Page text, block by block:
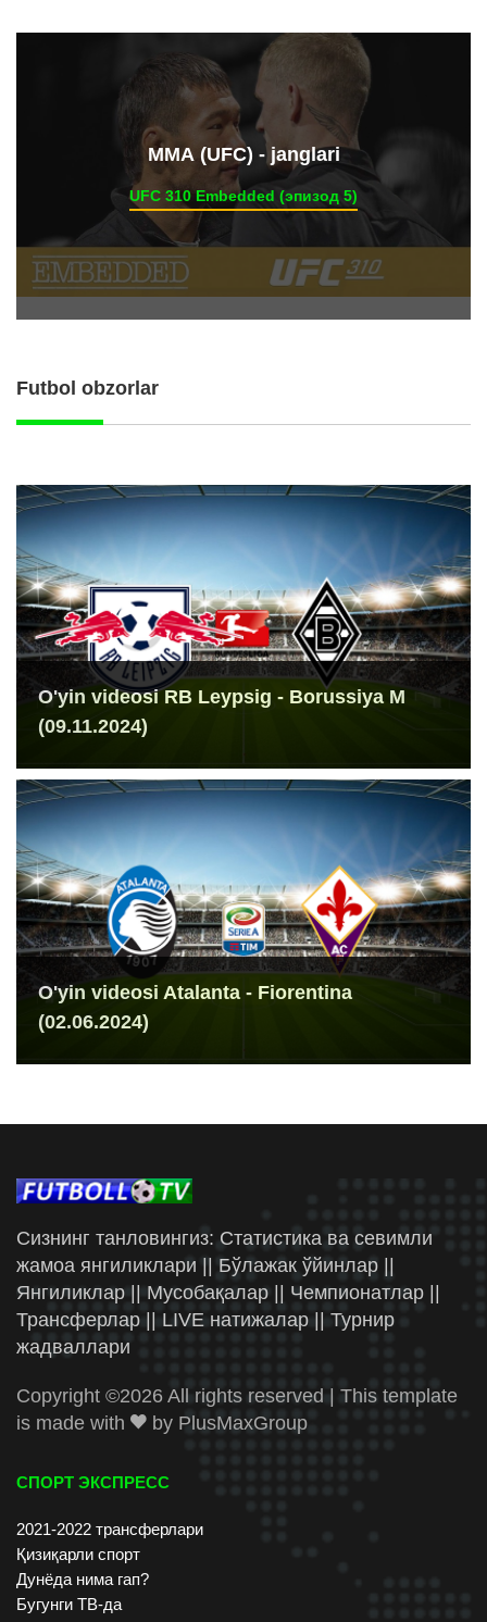
ММА (UFC) - janglari
UFC 310 Embedded (эпизод 5)
Futbol obzorlar
O'yin videosi RB Leypsig - Borussiya M
(09.11.2024)
O'yin videosi Atalanta - Fiorentina
(02.06.2024)
Сизнинг танловингиз: Статистика ва севимли
жамоа янгиликлари || Бўлажак ўйинлар ||
Янгиликлар || Мусобақалар || Чемпионатлар ||
Трансферлар || LIVE натижалар || Турнир
жадваллари
Copyright ©2026 All rights reserved | This template
is made with
by PlusMaxGroup
СПОРТ ЭКСПРЕСС
2021-2022 трансферлари
Қизиқарли спорт
Дунёда нима гап?
Бугунги ТВ-да